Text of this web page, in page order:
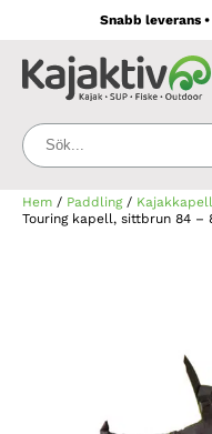
Snabb leverans
Sök:
Hem / Paddling/ Kajakkapell
Touring kapell, sittbrun 84 –